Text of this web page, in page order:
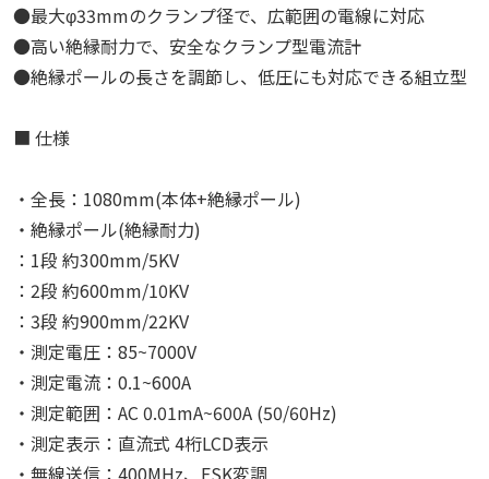
●最大φ33mmのクランプ径で、広範囲の電線に対応
●高い絶縁耐力で、安全なクランプ型電流計
●絶縁ポールの長さを調節し、低圧にも対応できる組立型
■ 仕様
・全長：1080mm(本体+絶縁ポール)
・絶縁ポール(絶縁耐力)
：1段 約300mm/5KV
：2段 約600mm/10KV
：3段 約900mm/22KV
・測定電圧：85~7000V
・測定電流：0.1~600A
・測定範囲：AC 0.01mA~600A (50/60Hz)
・測定表示：直流式 4桁LCD表示
・無線送信：400MHz、FSK変調